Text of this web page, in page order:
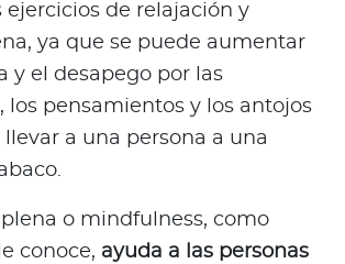
ejercicios de relajación y
ya que se puede aumentar
y el desapego por las
los pensamientos y los antojos
a una persona a una
o mindfulness, como
conoce, ayuda a las personas